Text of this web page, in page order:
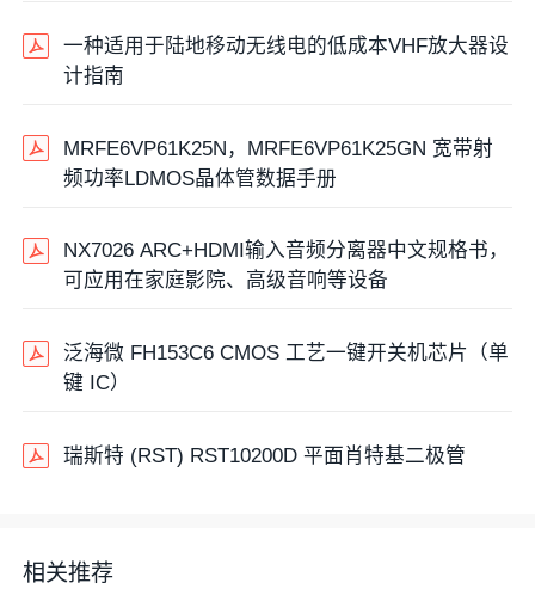
一种适用于陆地移动无线电的低成本VHF放大器设
计指南
MRFE6VP61K25N，MRFE6VP61K25GN 宽带射
频功率LDMOS晶体管数据手册
NX7026 ARC+HDMI输入音频分离器中文规格书，
可应用在家庭影院、高级音响等设备
泛海微 FH153C6 CMOS 工艺一键开关机芯片‌（单
键 IC）
瑞斯特 (RST) RST10200D 平面肖特基二极管
相关推荐